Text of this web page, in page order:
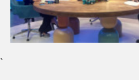
`